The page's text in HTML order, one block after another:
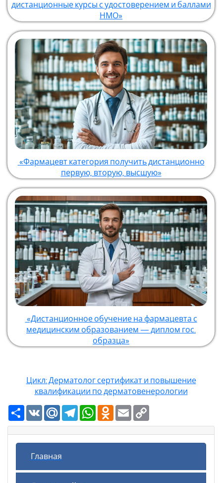
дистанционные курсы с удостоверением и баллами
НМО»
«Фармацевт категория получить дистанционно
первую, вторую, высшую»
«Дистанционное обучение на фармацевта с
медицинским образованием — диплом гос.
образца»
Цикл: Дерматолог сертификат и повышение
квалификации по дерматовенерологии
Ресурс
VK Mail.RuTelegramWhatsAppOdnoklassniki
Email
Главная